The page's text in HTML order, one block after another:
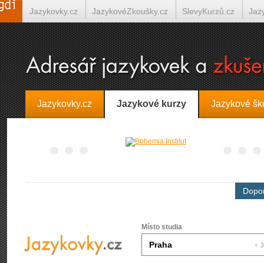
Jazykovky.cz Jazykové kurzy Jazykové
Místo studia
Jazykovky.cz JazykovéZkoušky.cz SlevyKurzů.cz
Španělština on-line Italština on-line Tlumočení-